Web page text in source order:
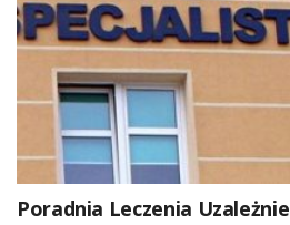
Poradnia Leczenia